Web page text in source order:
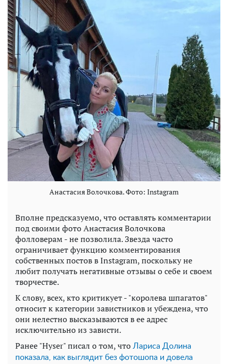
Анастасия Волочкова. Фото: Instagram
Вполне предсказуемо, что оставлять комментарии
под своими фото Анастасия Волочкова
фолловерам - не позволила. Звезда часто
ограничивает функцию комментирования
собственных постов в Instagram, поскольку не
любит получать негативные отзывы о себе и своем
творчестве.
К слову, всех, кто критикует - "королева шпагатов"
относит к категории завистников и убеждена, что
они нелестно высказываются в ее адрес
исключительно из зависти.
Ранее "Hyser" писал о том, что Лариса Долина
показала, как выглядит без фотошопа и довела